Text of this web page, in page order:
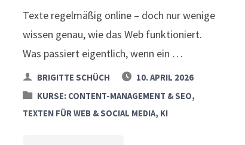
Texte regelmäßig online – doch nur wenige
wissen genau, wie das Web funktioniert.
Was passiert eigentlich, wenn ein …
BRIGITTE SCHÜCH
10. APRIL 2026
KURSE: CONTENT-MANAGEMENT & SEO,
TEXTEN FÜR WEB & SOCIAL MEDIA, KI